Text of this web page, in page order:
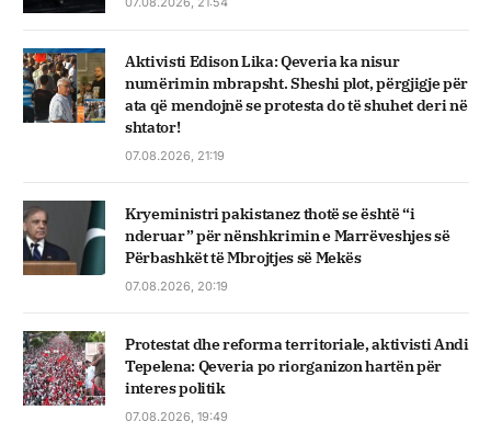
Aktivisti Edison Lika: Qeveria ka nisur
numërimin mbrapsht. Sheshi plot, përgjigje për
ata që mendojnë se protesta do të shuhet deri në
shtator!
07.08.2026, 21:19
Kryeministri pakistanez thotë se është “i
nderuar” për nënshkrimin e Marrëveshjes së
Përbashkët të Mbrojtjes së Mekës
07.08.2026, 20:19
Protestat dhe reforma territoriale, aktivisti Andi
Tepelena: Qeveria po riorganizon hartën për
interes politik
07.08.2026, 19:49